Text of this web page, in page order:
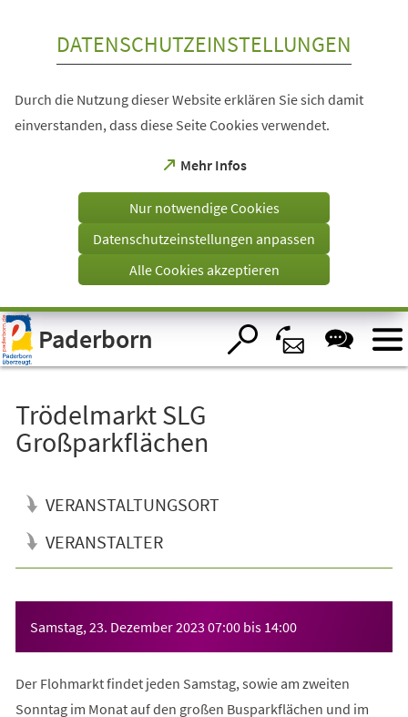
Visuelle
Assistenzsoftware
öffnen.
DATENSCHUTZEINSTELLUNGEN
Durch die Nutzung dieser Website erklären Sie sich damit
einverstanden, dass diese Seite Cookies verwendet.
Mehr Infos
(Öffnet
einem
Tab)
Nur notwendige Cookies
Datenschutzeinstellungen anpassen
Alle Cookies akzeptieren
Paderborn
Trödelmarkt SLG
Großparkflächen
VERANSTALTUNGSORT
VERANSTALTER
Samstag, 23. Dezember 2023 07:00 bis 14:00
Der Flohmarkt findet jeden Samstag, sowie am zweiten
Sonntag im Monat auf den großen Busparkflächen und im